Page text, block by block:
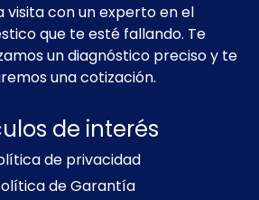
visita con un experto en el
que te esté fallando. Te
un diagnóstico preciso y te
una cotización.
de interés
de privacidad
de Garantía